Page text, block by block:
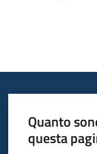
Quanto
questa